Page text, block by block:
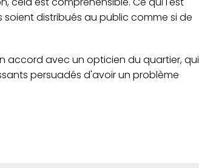
soient distribués au public comme si de
accord avec un opticien du quartier, qui
persuadés d'avoir un problème